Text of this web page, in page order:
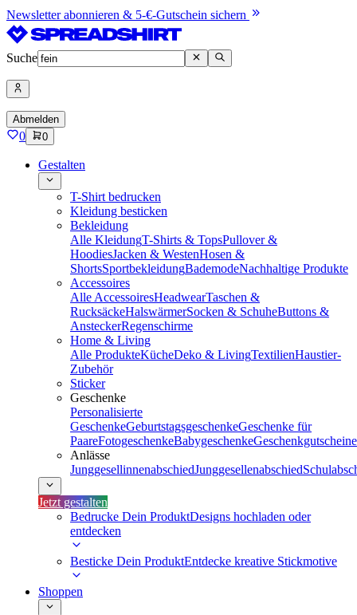
Newsletter abonnieren & 5-€-Gutschein sichern
Suche
Abmelden
0 0
Gestalten
T-Shirt bedrucken
Kleidung besticken
Bekleidung
Alle KleidungT-Shirts & TopsPullover &
HoodiesJacken & WestenHosen &
ShortsSportbekleidungBademodeNachhaltige Produkte
Accessoires
Alle AccessoiresHeadwearTaschen &
RucksäckeHalswärmerSocken & SchuheButtons &
AnsteckerRegenschirme
Home & Living
Alle ProdukteKücheDeko & LivingTextilienHaustier-
Zubehör
Sticker
Geschenke
Personalisierte
GeschenkeGeburtstagsgeschenkeGeschenke für
PaareFotogeschenkeBabygeschenkeGeschenkgutscheine
Anlässe
JunggesellinnenabschiedJunggesellenabschied
Jetzt gestalten
Bedrucke Dein ProduktDesigns hochladen oder
entdecken
Besticke Dein ProduktEntdecke kreative Stickmotive
Shoppen